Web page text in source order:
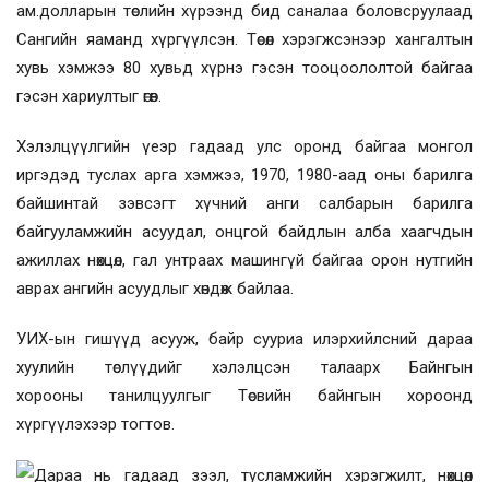
ам.долларын төслийн хүрээнд бид саналаа боловсруулаад
Сангийн яаманд хүргүүлсэн. Төсөл хэрэгжсэнээр хангалтын
хувь хэмжээ 80 хувьд хүрнэ гэсэн тооцоололтой байгаа
гэсэн хариултыг өгөв.
Хэлэлцүүлгийн үеэр гадаад улс оронд байгаа монгол
иргэдэд туслах арга хэмжээ, 1970, 1980-аад оны барилга
байшинтай зэвсэгт хүчний анги салбарын барилга
байгууламжийн асуудал, онцгой байдлын алба хаагчдын
ажиллах нөхцөл, гал унтраах машингүй байгаа орон нутгийн
аврах ангийн асуудлыг хөндөж байлаа.
УИХ-ын гишүүд асууж, байр сууриа илэрхийлсний дараа
хуулийн төслүүдийг хэлэлцсэн талаарх Байнгын
хороонытанилцуулгыг Төсвийн байнгын хороонд
хүргүүлэхээр тогтов.
Дараа нь гадаад зээл, тусламжийн хэрэгжилт, нөхцөл